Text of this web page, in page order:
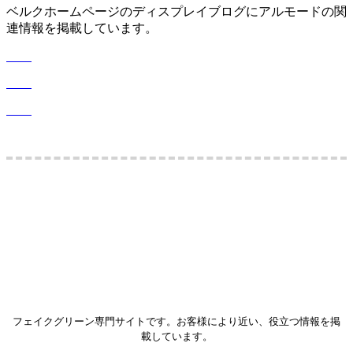
ベルクホームページのディスプレイブログにアルモードの関
連情報を掲載しています。
フェイクグリーン専門サイトです。お客様により近い、役立つ情報を掲
載しています。